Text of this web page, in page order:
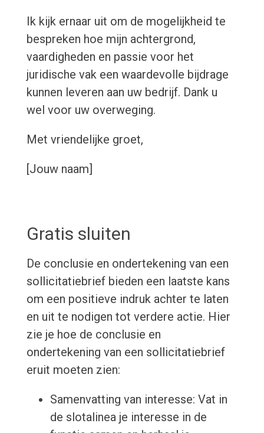
Ik kijk ernaar uit om de mogelijkheid te
bespreken hoe mijn achtergrond,
vaardigheden en passie voor het
juridische vak een waardevolle bijdrage
kunnen leveren aan uw bedrijf. Dank u
wel voor uw overweging.
Met vriendelijke groet,
[Jouw naam]
Gratis sluiten
De conclusie en ondertekening van een
sollicitatiebrief bieden een laatste kans
om een positieve indruk achter te laten
en uit te nodigen tot verdere actie. Hier
zie je hoe de conclusie en
ondertekening van een sollicitatiebrief
eruit moeten zien:
Samenvatting van interesse: Vat in
de slotalinea je interesse in de